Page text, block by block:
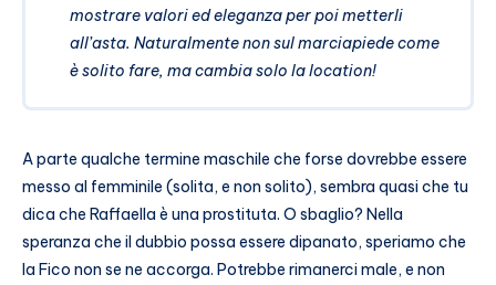
mostrare valori ed eleganza per poi metterli
all’asta. Naturalmente non sul marciapiede come
è solito fare, ma cambia solo la location!
A parte qualche termine maschile che forse dovrebbe essere
messo al femminile (solita, e non solito), sembra quasi che tu
dica che Raffaella è una prostituta. O sbaglio? Nella
speranza che il dubbio possa essere dipanato, speriamo che
la Fico non se ne accorga. Potrebbe rimanerci male, e non